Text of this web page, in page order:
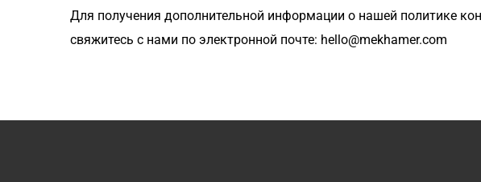
Для получения дополнительной информации о нашей политике
свяжитесь с нами по электронной почте: hello@mekhamer.com